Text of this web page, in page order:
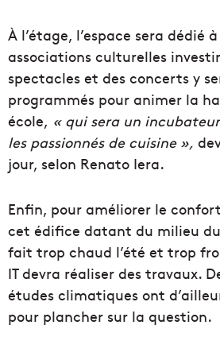
À l’étage, l’espace sera dédié
associations culturelles
spectacles et des concerts y
programmés pour animer la
école, « qui sera un
les passionnés de cuisine»,
jour, selon Renato Iera.
Enfin, pour améliorer le
cet édifice datant du milieu du
fait trop chaud l’été et trop
IT devra réaliser des travaux.
études climatiques ont
pour plancher sur la question.